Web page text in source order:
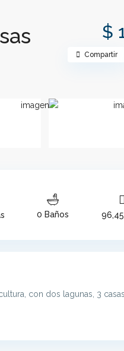
$
Compartir
0 Baños
con dos lagunas, 3